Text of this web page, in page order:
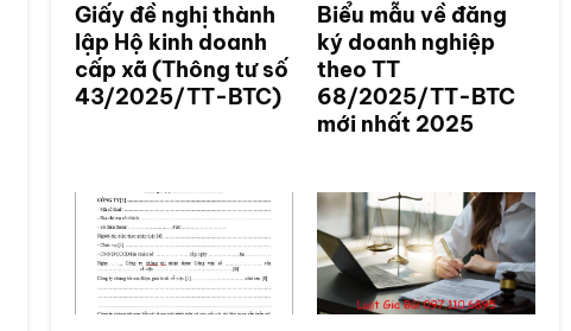
Giấy đề nghị thành
lập Hộ kinh doanh
cấp xã (Thông tư số
43/2025/TT-BTC)
Biểu mẫu về đăng
ký doanh nghiệp
theo TT
68/2025/TT-BTC
mới nhất 2025